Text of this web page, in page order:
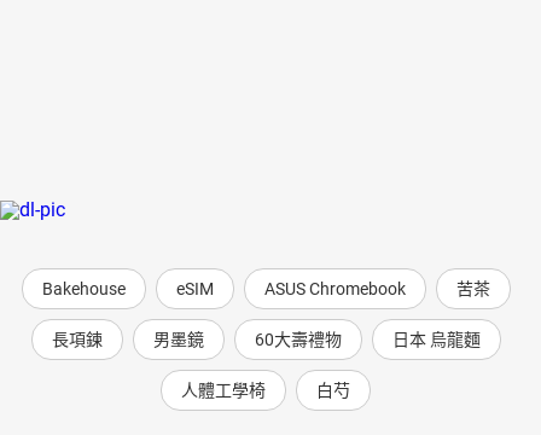
Bakehouse eSIM ASUS Chromebook 苦茶
長項鍊 男墨鏡 60大壽禮物 日本 烏龍麵
人體工學椅 白芍